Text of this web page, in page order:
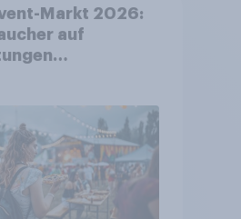
Markt 2026:
auf